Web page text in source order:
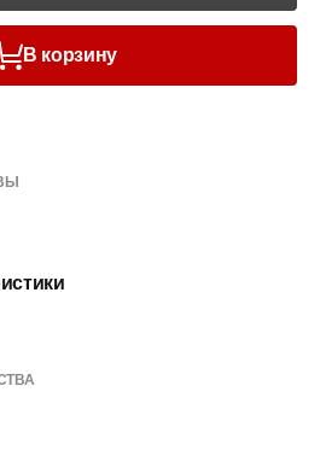
В корзину